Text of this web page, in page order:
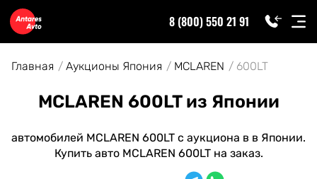
8 (800) 550 21 91
Главная Аукционы Япония MCLAREN 600LT
MCLAREN 600LT из Японии
автомобилей MCLAREN 600LT с аукциона в в Японии.
Купить авто MCLAREN 600LT на заказ.